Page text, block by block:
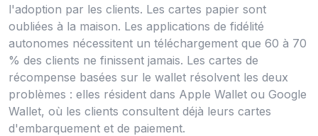
l'adoption par les clients. Les cartes papier sont
oubliées à la maison. Les applications de fidélité
autonomes nécessitent un téléchargement que 60 à 70
% des clients ne finissent jamais. Les cartes de
récompense basées sur le wallet résolvent les deux
problèmes : elles résident dans Apple Wallet ou Google
Wallet, où les clients consultent déjà leurs cartes
d'embarquement et de paiement.